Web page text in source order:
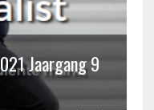
Jaargang 9